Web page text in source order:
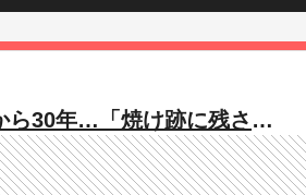
ら30年…「焼け跡に残され
医師の心残り」「人々の心
も残る教訓と受け継がれる